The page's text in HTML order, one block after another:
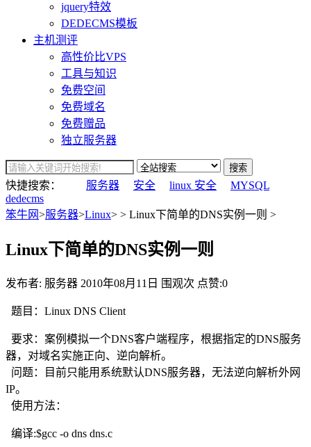
jquery特效
DEDECMS模板
主机测评
高性价比VPS
工具与知识
免费空间
免费域名
免费赠品
独立服务器
搜索
快捷搜索： 服务器 安全 linux 安全
MYSQL
dedecms
笨牛网>服务器>Linux> > Linux下简单的DNS实例一则 >
Linux下简单的DNS实例一则
发布者: 服务器 2010年08月11日 围观次 点赞:0
题目：Linux DNS Client
要求：案例模拟一个DNS客户端程序，根据指定的DNS服务
器，对域名实施正向、逆向解析。
问题：目前只能用系统默认DNS服务器，无法逆向解析外网
IP。
使用方法：
编译:$gcc -o dns dns.c